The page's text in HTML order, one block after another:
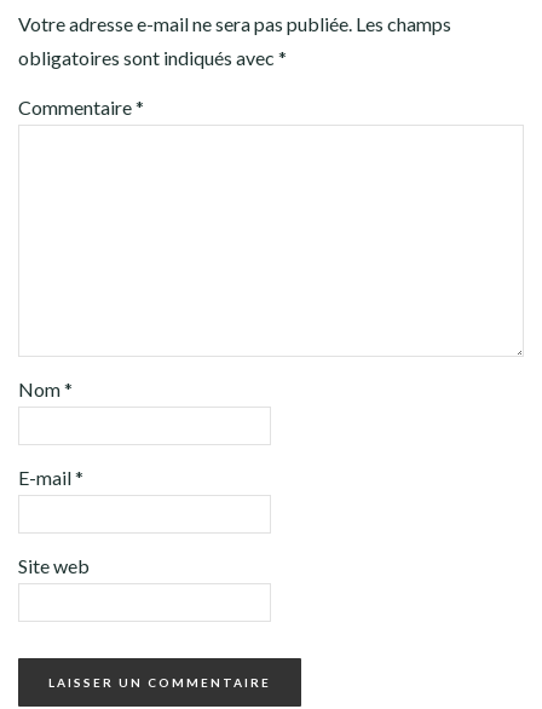
Votre adresse e-mail ne sera pas publiée. Les champs
obligatoires sont indiqués avec *
Commentaire*
Nom*
E-mail*
Site web